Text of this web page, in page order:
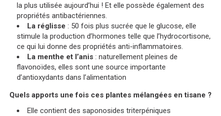
la plus utilisée aujourd’hui ! Et elle possède également des
propriétés antibactériennes.
La réglisse : 50 fois plus sucrée que le glucose, elle
stimule la production d’hormones telle que l’hydrocortisone,
ce qui lui donne des propriétés anti-inflammatoires.
La menthe et l’anis: naturellement pleines de
flavonoïdes, elles sont une source importante
d’antioxydants dans l’alimentation
Quels apports une fois ces plantes mélangées en tisane ?
Elle contient des saponosides triterpéniques